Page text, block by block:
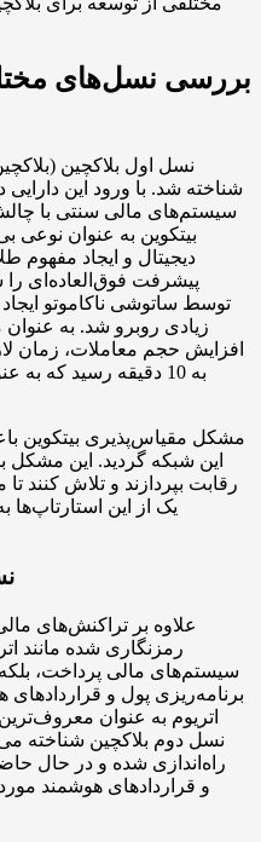
بررسی نسل‌های
شناخته شد. با ورود این
سیستم‌های مالی سنتی با
بیتکوین به عنوان نوعی
دیجیتال و ایجاد مفهوم
پیشرفت فوق‌العاده‌ای را
توسط ساتوشی ناکاموتو
زیادی روبرو شد. به عنوان
افزایش حجم معاملات، زمان
به 10 دقیقه رسید که
مشکل مقیاس‌پذیری بیتکوین
این شبکه گردید. این مشکل
رقابت بپردازند و تلاش کنند
یک از این
علاوه بر تراکنش‌های
رمزنگاری شده مانند
سیستم‌های مالی پرداخت،
برنامه‌ریزی پول و
اتریوم به عنوان
راه‌اندازی شده و در حال